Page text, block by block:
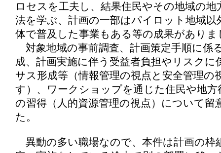
ロセスを工夫し、結果住民やその地域の地
法を学ぶ、計画の一部はパイロット地域以
体で普及した事業もある等の成果がありま
対象地域の事前調査、計画策定手順に係
成、計画実施に伴う受益者負担やリスクに
サス形成等（情報管理の視点と安全管理の
す）、ワークショップを通じた住民や地方
の習得（人的資源管理の視点）について留
た。
異動の多い職場なので、本件は計画の枠